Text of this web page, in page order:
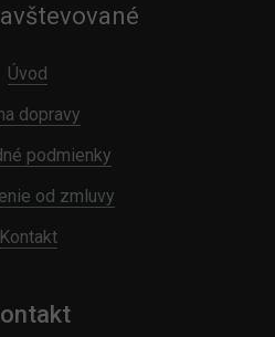
Úvod
dopravy
podmienky
od zmluvy
Kontakt